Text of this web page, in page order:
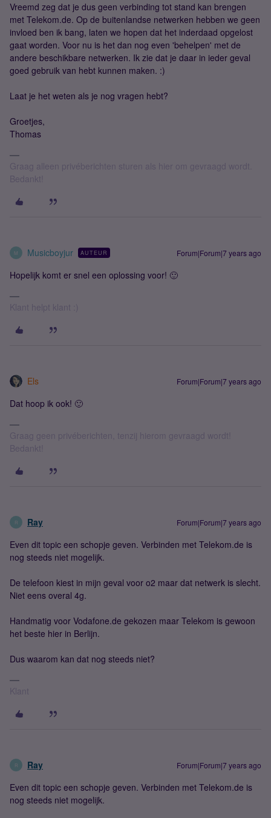
Vreemd zeg dat je dus geen verbinding tot stand kan brengen
met Telekom.de. Op de buitenlandse netwerken hebben we geen
invloed ben ik bang, laten we hopen dat het inderdaad opgelost
gaat worden. Voor nu is het dan nog even 'behelpen' met de
andere beschikbare netwerken. Ik zie dat je daar in ieder geval
goed gebruik van hebt kunnen maken. :)
Laat je het weten als je nog vragen hebt?
Groetjes,
Thomas
Graag alleen privéberichten sturen als hier om gevraagd wordt.
Bedankt!
M Musicboyjur AUTEUR Forum|Forum|7 years ago
Hopelijk komt er snel een oplossing voor! 🙂
Klant helpt klant :)
Els Forum|Forum|7 years ago
Dat hoop ik ook! 🙂
Graag geen privéberichten, tenzij hierom gevraagd wordt!
Bedankt!
R Ray Forum|Forum|7 years ago
Even dit topic een schopje geven. Verbinden met Telekom.de is
nog steeds niet mogelijk.
De telefoon kiest in mijn geval voor o2 maar dat netwerk is slecht.
Niet eens overal 4g.
Handmatig voor Vodafone.de gekozen maar Telekom is gewoon
het beste hier in Berlijn.
Dus waarom kan dat nog steeds niet?
Klant
R Ray Forum|Forum|7 years ago
Even dit topic een schopje geven. Verbinden met Telekom.de is
nog steeds niet mogelijk.